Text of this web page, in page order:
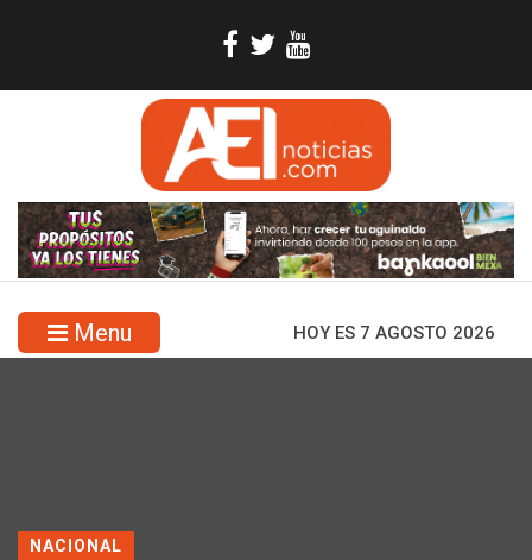
Menu HOY ES 7 AGOSTO 2026
NACIONAL